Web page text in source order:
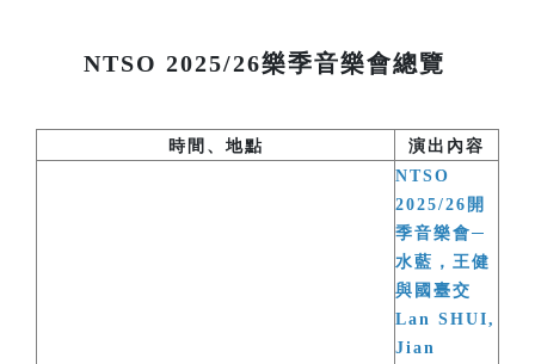
NTSO 2025/26樂季音樂會總覽
時間、地點 演出內容
NTSO
2025/26開
季音樂會─
水藍，王健
與國臺交
Lan SHUI,
Jian